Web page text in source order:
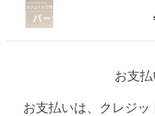
お支
お支払いは、クレジ